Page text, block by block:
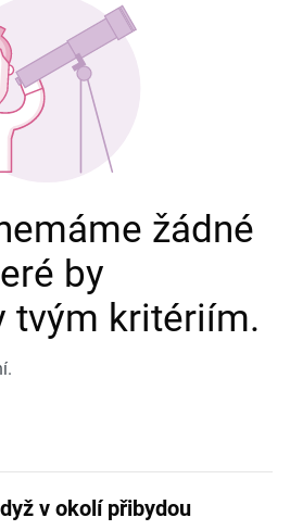
žádné
by
tvým kritériím.
v okolí přibydou